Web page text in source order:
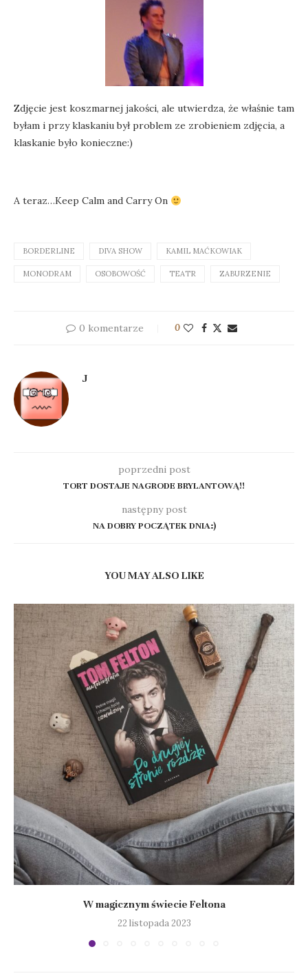
Zdjęcie jest koszmarnej jakości, ale utwierdza, że właśnie tam
byłam i przy klaskaniu był problem ze zrobieniem zdjęcia, a
klaskanie było konieczne:)
A teraz…Keep Calm and Carry On
BORDERLINE DIVA SHOW KAMIL MAĆKOWIAK
MONODRAM OSOBOWOŚĆ TEATR ZABURZENIE
0 komentarze 0
J
poprzedni post
TORT DOSTAJE NAGRODE BRYLANTOWĄ!!
następny post
NA DOBRY POCZĄTEK DNIA:)
YOU MAY ALSO LIKE
W magicznym świecie Feltona
22 listopada 2023